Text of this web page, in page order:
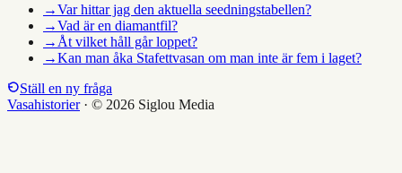
→Var hittar jag den aktuella seedningstabellen?
→Vad är en diamantfil?
→ Åt vilket håll går loppet?
→Kan man åka Stafettvasan om man inte är fem i laget?
Ställ en ny fråga
Vasahistorier· © 2026 Siglou Media